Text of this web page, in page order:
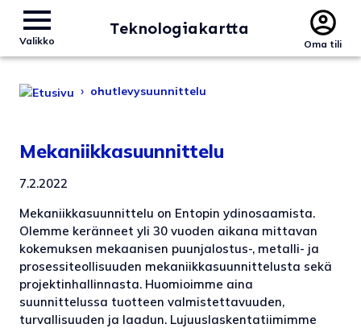
Valikko
Teknologiakartta
Oma tili
› ohutlevysuunnittelu
Mekaniikkasuunnittelu
7.2.2022
Mekaniikkasuunnittelu on Entopin ydinosaamista.
Olemme keränneet yli 30 vuoden aikana mittavan
kokemuksen mekaanisen puunjalostus-, metalli- ja
prosessiteollisuuden mekaniikkasuunnittelusta sekä
projektinhallinnasta. Huomioimme aina
suunnittelussa tuotteen valmistettavuuden,
turvallisuuden ja laadun. Lujuuslaskentatiimimme